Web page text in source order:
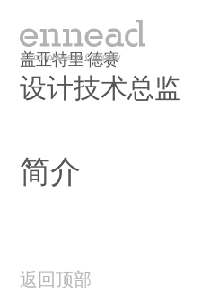
盖亚特里·德赛
设计技术总监
简介
返回顶部